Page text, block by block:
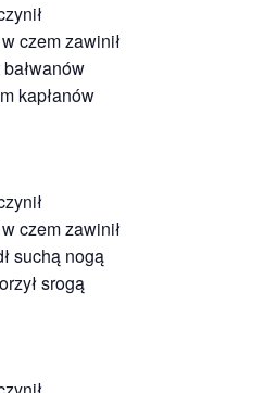
czem zawinił
kapłanów
czem zawinił
suchą nogą
srogą